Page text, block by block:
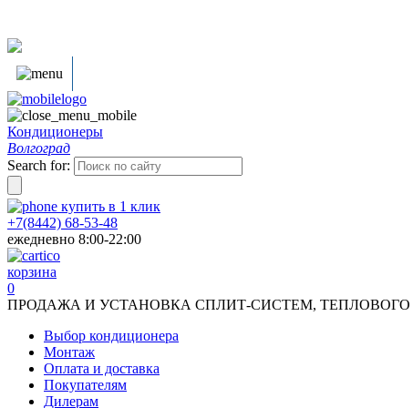
Кондиционеры
Волгоград
Search for:
купить в 1 клик
+7(8442) 68-53-48
ежедневно 8:00-22:00
корзина
0
ПРОДАЖА И УСТАНОВКА СПЛИТ-СИСТЕМ,
Выбор кондиционера
Монтаж
Оплата и доставка
Покупателям
Дилерам